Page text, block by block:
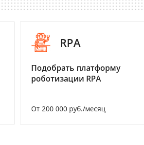
RPA
Подобрать платформу
роботизации RPA
От 200 000 руб./месяц